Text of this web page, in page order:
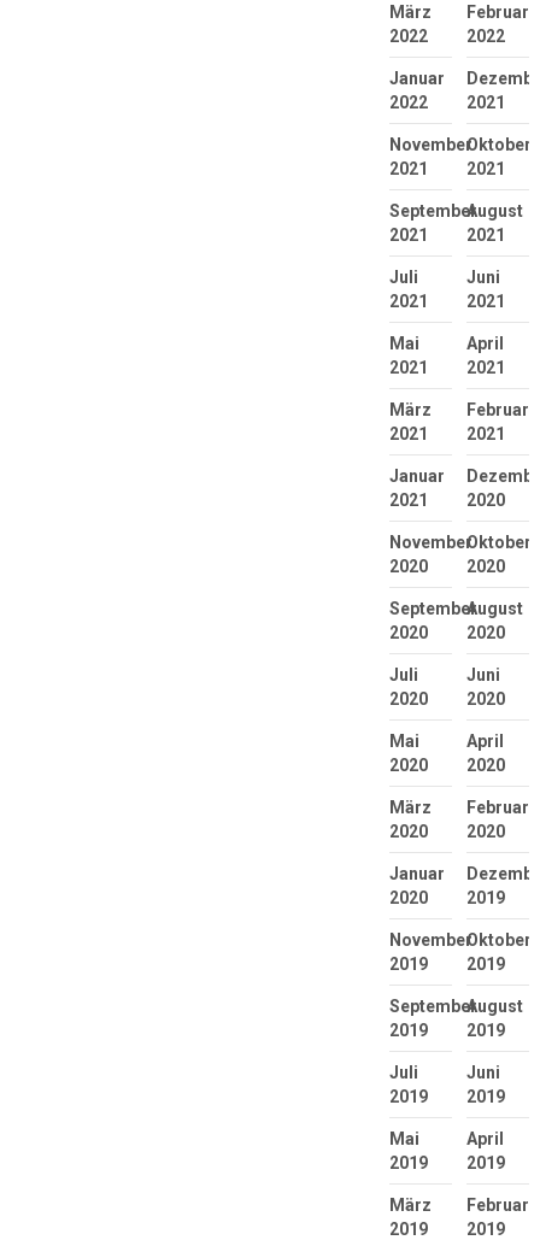
März
2022
Februar
2022
Januar
2022
2021
November
2021
Oktober
2021
September
2021
August
2021
Juli
2021
Juni
2021
Mai
2021
April
2021
März
2021
Februar
2021
Januar
2021
2020
November
2020
Oktober
2020
September
2020
August
2020
Juli
2020
Juni
2020
Mai
2020
April
2020
März
2020
Februar
2020
Januar
2020
2019
November
2019
Oktober
2019
September
2019
August
2019
Juli
2019
Juni
2019
Mai
2019
April
2019
März
2019
Februar
2019